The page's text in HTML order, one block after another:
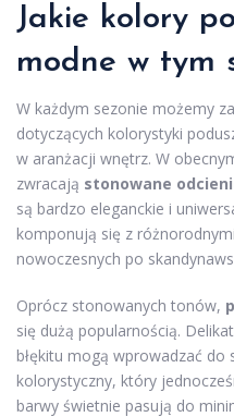
Jakie kolory
modne w tym
W każdym sezonie możemy
dotyczących kolorystyki
w aranżacji wnętrz. W
zwracają stonowane
są bardzo eleganckie i
komponują się z
nowoczesnych po
Oprócz stonowanych tonów,
się dużą popularnością.
błękitu mogą wprowadzać do
kolorystyczny, który
barwy świetnie pasują do